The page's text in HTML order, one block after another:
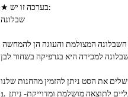
★ בערכה זו יש:
שבלונה
1. סט של 4 רגליים לתוצאה מושלמת ומדוייקת- ניתן